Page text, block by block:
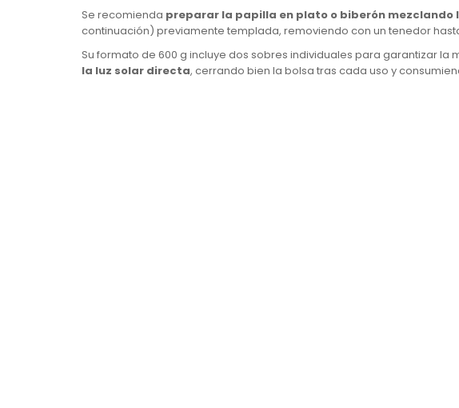
Se recomienda preparar la papilla en plato o biberón
continuación) previamente templada, removiendo con un tenedor
Su formato de 600 g incluye dos sobres individuales para garantizar la
la luz solar directa, cerrando bien la bolsa tras cada uso y